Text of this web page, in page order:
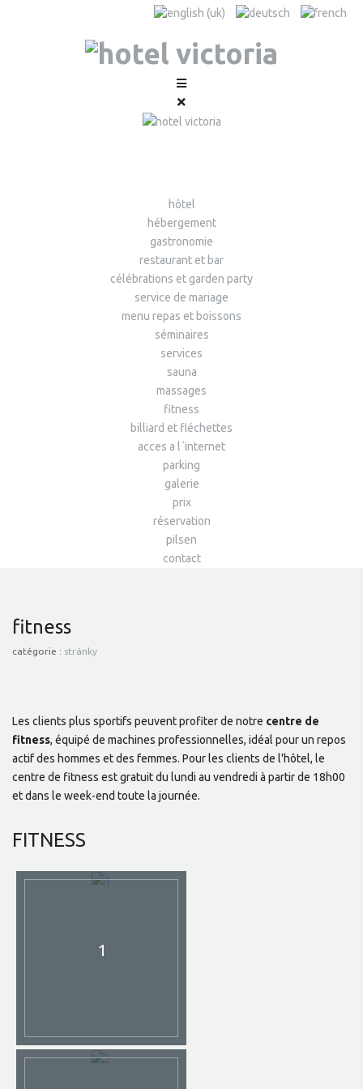
hôtel
hébergement
gastronomie
restaurant et bar
célébrations et garden party
service de mariage
menu repas et boissons
séminaires
services
sauna
massages
fitness
billiard et fléchettes
acces a l´internet
parking
galerie
prix
réservation
pilsen
contact
fitness
catégorie : stránky
Les clients plus sportifs peuvent profiter de notre centre de
fitness, équipé de machines professionnelles, idéal pour un repos
actif des hommes et des femmes. Pour les clients de l'hôtel, le
centre de fitness est gratuit du lundi au vendredi à partir de 18h00
et dans le week-end toute la journée.
FITNESS
1